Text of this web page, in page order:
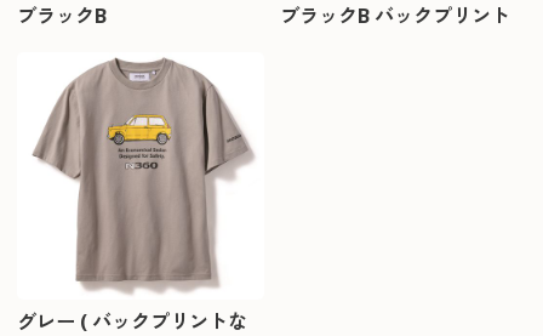
ブラックB ブラックB バックプリント
グレー ( バックプリントな